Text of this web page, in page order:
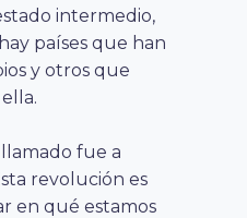
intermedio,
países que han
y otros que
fue a
revolución es
en qué estamos